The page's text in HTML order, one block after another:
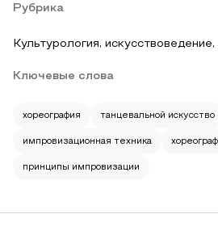
Рубрика
Культурология, искусствоведение,
Ключевые слова
хореография танцевальной искусство
импровизационная техника
принципы импровизации